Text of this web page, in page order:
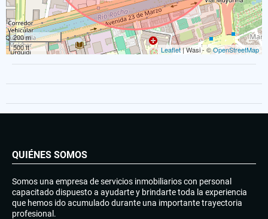
200 m
500 ft
Leaflet| Wasi - ©OpenStreetMap
QUIÉNES SOMOS
Somos una empresa de servicios inmobiliarios con personal
capacitado dispuesto a ayudarte y brindarte toda la experiencia
que hemos ido acumulado durante una importante trayectoria
profesional.